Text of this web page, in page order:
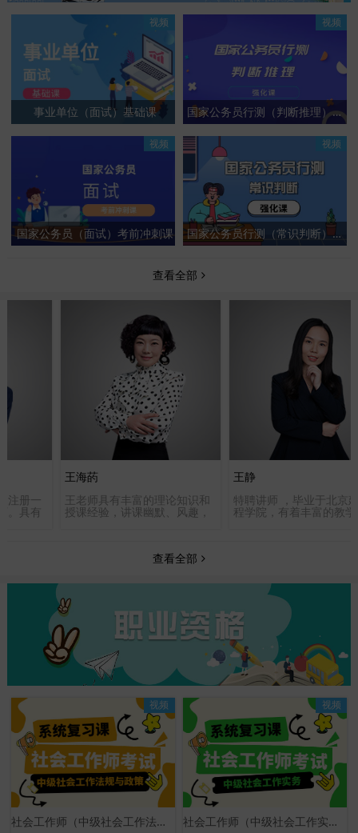
事业单位（面试）基础课
视频
国家公务员行测（判断推理）强化课
视频
国家公务员（面试）考前冲刺课
视频
国家公务员行测（常识判断）强化课
视频
查看全部
注册一
。具有
为新一
王海菂
王老师具有丰富的理论知识和
授课经验，讲课幽默、风趣，
管理专业、会计职称部分课程
纳，备课颇具特色，能为学员
提高学习效率，起到事半功倍
的效果，深受学员欢迎！
王静
特聘讲师 ，毕业于北京
程学院，有着丰富的教
查看全部
社会工作师（中级社会工作法规与政策）系统复习课
视频
社会工作师（中级社会工作实务）系统复习课
视频